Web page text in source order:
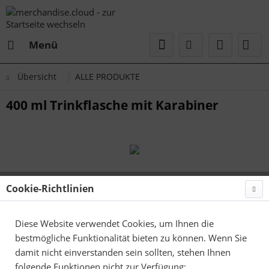
Menü
Übersicht ALLE PRODUKTE
400 ml Trinkflasche mit Karabiner
Cookie-Richtlinien
Diese Website verwendet Cookies, um Ihnen die
bestmögliche Funktionalität bieten zu können. Wenn Sie
damit nicht einverstanden sein sollten, stehen Ihnen
folgende Funktionen nicht zur Verfügung: